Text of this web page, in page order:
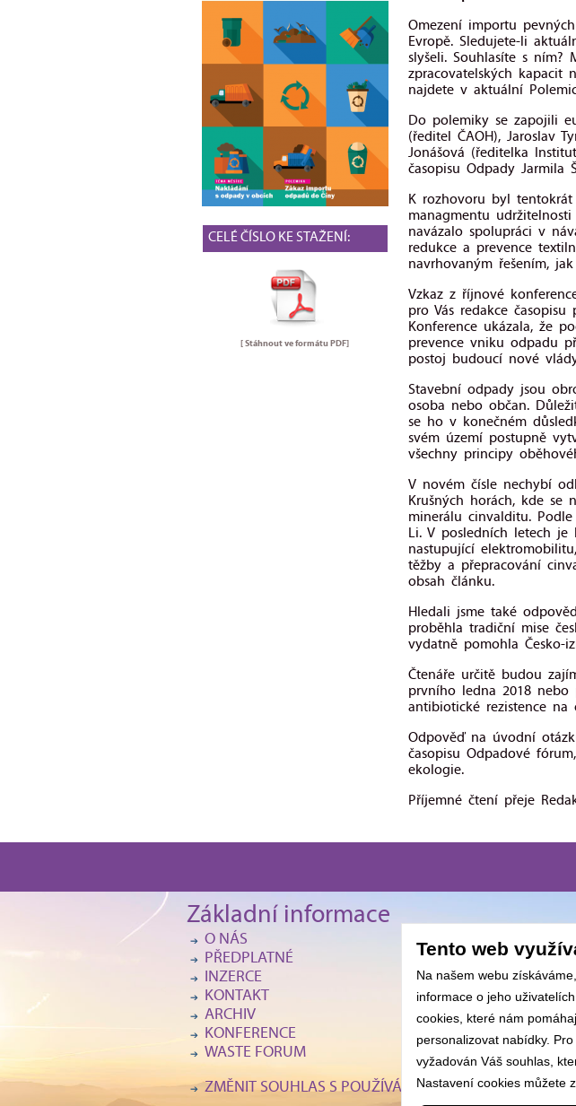
CELÉ ČÍSLO KE STAŽENÍ:
[ Stáhnout ve formátuPDF]
Omezení importu
Evropě. Sledujete-li
slyšeli. Souhlasíte s ním?
zpracovatelských kapacit
najdete v aktuální
Do polemiky se zapojili
(ředitel ČAOH), Jaroslav
Jonášová (ředitelka
časopisu Odpady Jarmila
K rozhovoru byl tentokrát
managmentu
navázalo spolupráci v
redukce a prevence
navrhovaným řešením,
Vzkaz z říjnové
pro Vás redakce
Konference ukázala, že
prevence vniku odpadu
postoj budoucí nové
Stavební odpady jsou
osoba nebo občan.
se ho v konečném
svém území postupně
všechny principy
V novém čísle nechybí
Krušných horách, kde se
minerálu cinvalditu.
Li. V posledních letech je
nastupující
těžby a přepracování
obsah článku.
Hledali jsme také
proběhla tradiční mise
vydatně pomohla Česko-
Čtenáře určitě budou
prvního ledna 2018 nebo
antibiotické rezistence na
Odpověď na úvodní
časopisu Odpadové
ekologie.
Příjemné čtení přeje
Základní informace
O NÁS
PŘEDPLATNÉ
INZERCE
KONTAKT
ARCHIV
KONFERENCE
WASTE FORUM
ZMĚNIT SOUHLAS S POUŽÍVÁNÍM COOKIES
Tento web
Na našem webu
informace o jeho
cookies, které nám
personalizovat nabídky.
vyžadován Váš souhlas,
Nastavení cookies můžete